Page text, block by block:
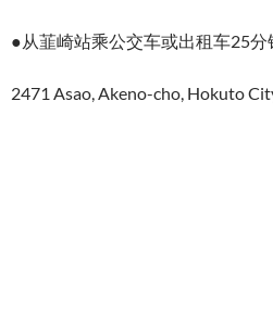
●从韮崎站乘公交车或出租车25分
2471 Asao, Akeno-cho, Hokuto